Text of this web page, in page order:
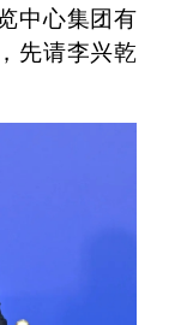
中心集团有
先请李兴乾